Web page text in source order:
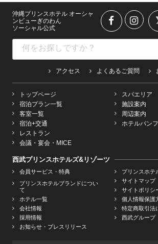
沖縄プリンスホテル オーシャ
ンビューぎのわん
ソーシャル公式
アクセス よくあるご質問
トップページ
宿泊プラン一覧
客室一覧
宿泊+交通
レストラン
会議・宴会・MICE
スパエリア
施設案内
周辺案内
ホテルパン
西武プリンスホテルズ&リゾーツ
会員サービス・特典
プリンスホテルブランドについ
て
ホテル一覧
会社情報
採用情報
お知らせ・プレスリリース
プリンスホテ
サイトマップ
サイトポリシ
個人情報保護
特定商取引法
西武グループ